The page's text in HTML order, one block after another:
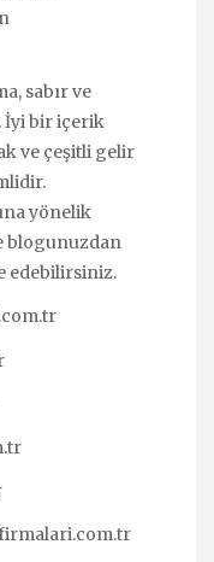
sabır ve
İyi bir içerik
ve çeşitli gelir
yönelik
blogunuzdan
edebilirsiniz.